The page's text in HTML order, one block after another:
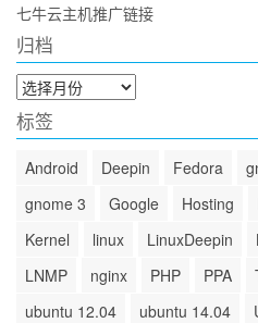
七牛云主机推广链接
归档
归
档
标签
Android Deepin Fedora
gnome 3
Google Hosting
Kernel
linux LinuxDeepin
LNMP
nginx PHP PPA
ubuntu 12.04
ubuntu 14.04